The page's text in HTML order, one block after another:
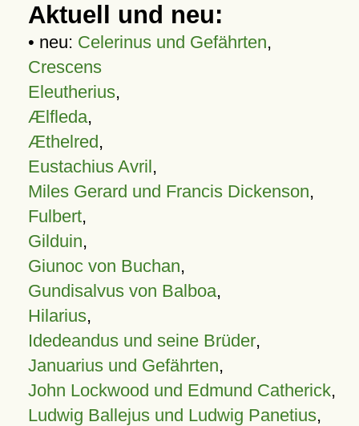
Aktuell und neu:
• neu: Celerinus und Gefährten,
Crescens
Eleutherius,
Ælfleda,
Æthelred,
Eustachius Avril,
Miles Gerard und Francis Dickenson,
Fulbert,
Gilduin,
Giunoc von Buchan,
Gundisalvus von Balboa,
Hilarius,
Idedeandus und seine Brüder,
Januarius und Gefährten,
John Lockwood und Edmund Catherick,
Ludwig Ballejus und Ludwig Panetius,